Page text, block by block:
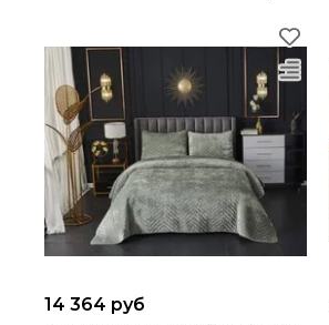
14 364 руб